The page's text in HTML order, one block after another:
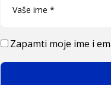
Zapamti moje ime i